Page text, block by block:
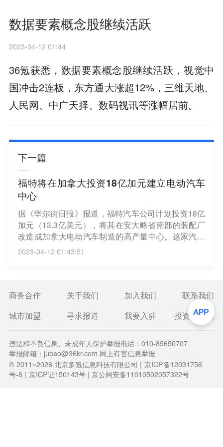
数据要素概念股继续活跃
2023-04-12 01:44
36氪获悉，数据要素概念股继续活跃，视觉中
国冲击2连板，东方通大涨超12%，三维天地、
人民网、中广天择、数码视讯等涨幅居前。
下一篇
福特将在加拿大投资18亿加元建立电动汽车
中心
据《华尔街日报》报道，福特汽车公司计划投资18亿
加元（13.3亿美元），将其在安大略省南部的装配厂
改造成加拿大电动汽车制造的高产量中心。这家汽车
制造商周二表示，其位于多伦多市西部奥克维尔的生
2023-04-12 01:43:51
商务合作 关于我们 加入我们
联系我们
城市加盟
寻求报道 我要入驻 投资者关系
违法和不良信息、未成年人保护举报电话：010-89650707
举报邮箱：jubao@36kr.com 网上有害信息举报
© 2011~2026北京多氪信息科技有限公司 | 京ICP备12031756
号-6 | 京ICP证150143号 | 京公网安备11010502057322号